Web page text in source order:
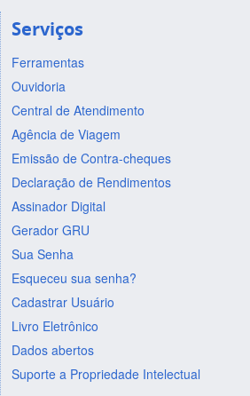
Serviços
Ferramentas
Ouvidoria
Central de Atendimento
Agência de Viagem
Emissão de Contra-cheques
Declaração de Rendimentos
Assinador Digital
Gerador GRU
Sua Senha
Esqueceu sua senha?
Cadastrar Usuário
Livro Eletrônico
Dados abertos
Suporte a Propriedade Intelectual